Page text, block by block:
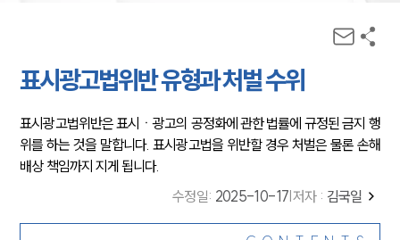
표시광고법위반 유형과 처벌 수위
표시광고법위반은 표시ㆍ광고의 공정화에 관한 법률에 규정된 금지 행
위를 하는 것을 말합니다. 표시광고법을 위반할 경우 처벌은 물론 손해
배상 책임까지 지게 됩니다.
수정일: 2025-10-17 저자 : 김국일